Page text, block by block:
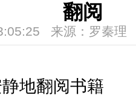
翻阅
来源：罗秦理
地翻阅书籍